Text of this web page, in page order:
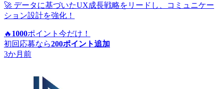
🚀 データに基づいたUX成長戦略をリードし、コミュニケー
ション設計を強化！
🔥 1000ポイント 今だけ！
初回応募なら200ポイント追加
3か月前